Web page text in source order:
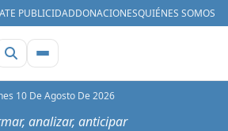
PUBLICIDADDONACIONESQUIÉNES SOMOS
10 De Agosto De 2026
analizar, anticipar